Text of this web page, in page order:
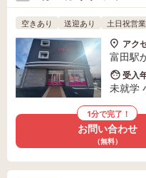
空きあり 送迎あり 土日祝営業
アク
富田駅
受入
未就学
1分で完了！
お問い合わせ
（無料）